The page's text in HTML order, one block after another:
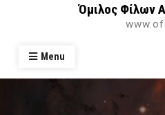
Όμιλος Φίλων
Menu